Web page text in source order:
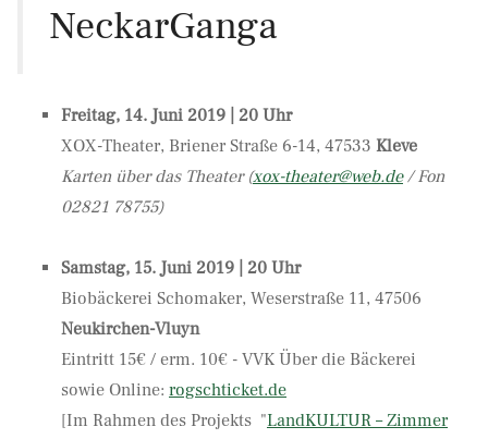
NeckarGanga
Freitag, 14. Juni 2019 | 20 Uhr
XOX-Theater, Briener Straße 6-14, 47533 Kleve
Karten über das Theater (xox-theater@web.de/ Fon
02821 78755)
Samstag, 15. Juni 2019 | 20 Uhr
Biobäckerei Schomaker, Weserstraße 11, 47506
Neukirchen-Vluyn
Eintritt 15€ / erm. 10€ - VVK Über die Bäckerei
sowie Online: rogschticket.de
[Im Rahmen des Projekts "LandKULTUR – Zimmer